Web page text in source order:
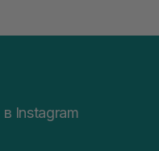
Instagram